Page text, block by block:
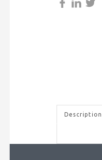
Description